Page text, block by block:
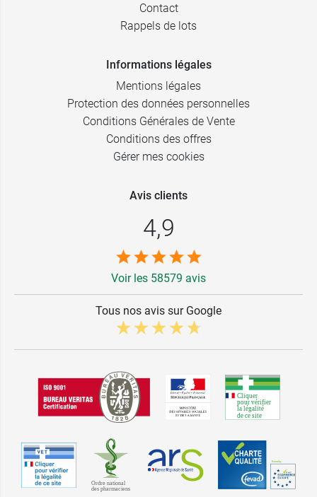
Contact
Rappels de lots
Informations légales
Mentions légales
Protection des données personnelles
Conditions Générales de Vente
Conditions des offres
Gérer mes cookies
Avis clients
4,9
Voir les 58579 avis
Tous nos avis sur Google